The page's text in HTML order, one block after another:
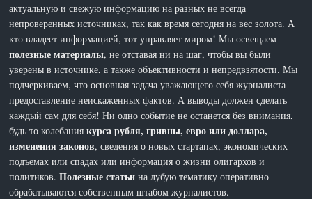
актуальную и свежую информацию на разных не всегда
непроверенных источниках, так как время сегодня на вес золота. А
кто владеет информацией, тот управляет миром! Мы освещаем
полезные материалы, не отставая ни на шаг, чтобы вы были
уверены в источнике, а также объективности и непредвзятости. Мы
подчеркиваем, что основная задача уважающего себя журналиста -
предоставление неискаженных фактов. А выводы должен сделать
каждый сам для себя! Ни одно событие не останется без внимания,
будь то колебаниякурса рубля, гривны, евро или доллара,
изменения законов, сведения о новых стартапах, экономических
подъемах или спадах или информация о жизни олигархов и
политиков.Полезные статьи на лубую тематику оперативно
обрабатываются собственным штабом журналистов.